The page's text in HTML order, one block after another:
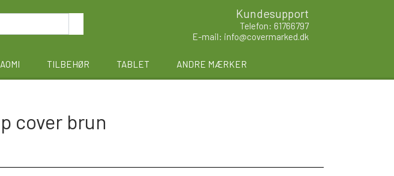
Kundesupport
Telefon: 61766797
E-mail: info@covermarked.dk
TILBEHØR TABLET ANDRE MÆRKER
cover brun